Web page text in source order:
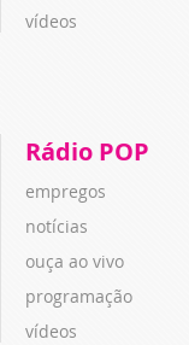
vídeos
Rádio POP
empregos
notícias
ouça ao vivo
programação
vídeos